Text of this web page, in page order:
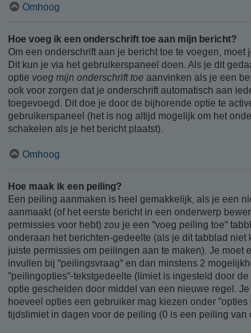
Omhoog
Hoe voeg ik een onderschrift toe aan mijn bericht?
Om een onderschrift aan je bericht toe te voegen, moet
Dit kun je via het gebruikerspaneel doen. Als je dit
optie voeg mijn onderschrift toe aanvinken als je een
ook voor zorgen dat je onderschrift automatisch aan
toegevoegd. Dit doe je door de bijhorende optie te
gebruikerspaneel (het is nog altijd mogelijk om het
schakelen als je het bericht plaatst).
Omhoog
Hoe maak ik een peiling?
Een peiling aanmaken is heel gemakkelijk, als je een
aanmaakt (of het eerste bericht in een onderwerp
permissies voor hebt) zou je een "voeg peiling toe"
onderaan het berichten-gedeelte (als je dit tabblad niet
juiste permissies om peilingen aan te maken). Je moet
invullen bij "peilingsvraag" en dan minstens 2
"peilingopties"-tekstgedeelte (limiet is ingesteld door
optie gescheiden door middel van een nieuwe regel.
hoeveel opties een gebruiker mag kiezen onder
tijdslimiet in dagen voor de peiling (0 is een peiling van